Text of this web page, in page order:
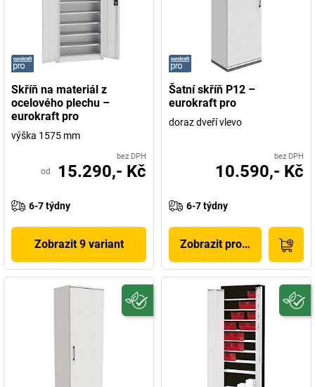
Skříň na materiál z
ocelového plechu –
eurokraft pro
výška 1575 mm
bez DPH
od 15.290,- Kč
6-7 týdny
Zobrazit 9 variant
Šatní skříň P12 –
eurokraft pro
doraz dveří vlevo
bez DPH
10.590,- Kč
6-7 týdny
Zobrazit produkt